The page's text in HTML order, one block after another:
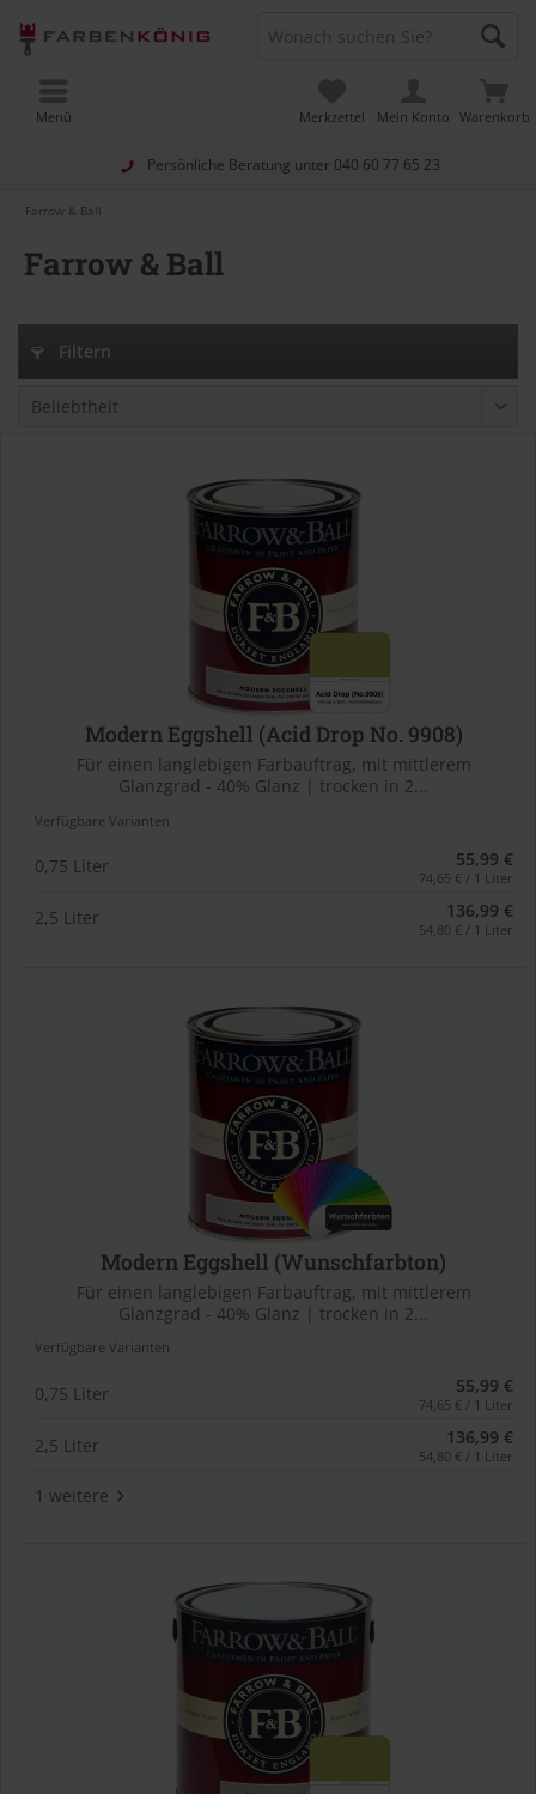
Persönliche Beratung unter 040 60 77 65 23
Warenkorb
Merkzettel Mein Konto
Menü
Farrow & Ball
Farrow & Ball
Filtern
Modern Eggshell (Acid Drop No. 9908)
Für einen langlebigen Farbauftrag, mit mittlerem
Glanzgrad - 40% Glanz | trocken in 2...
Verfügbare Varianten
0,75 Liter 55,99 €
74,65 € / 1 Liter
2,5 Liter 136,99 €
54,80 € / 1 Liter
Modern Eggshell (Wunschfarbton)
Für einen langlebigen Farbauftrag, mit mittlerem
Glanzgrad - 40% Glanz | trocken in 2...
Verfügbare Varianten
0,75 Liter 55,99 €
74,65 € / 1 Liter
2,5 Liter 136,99 €
54,80 € / 1 Liter
1 weitere